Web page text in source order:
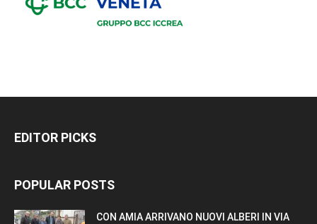
EDITOR PICKS
POPULAR POSTS
CON AMIA ARRIVANO NUOVI ALBERI IN VIA